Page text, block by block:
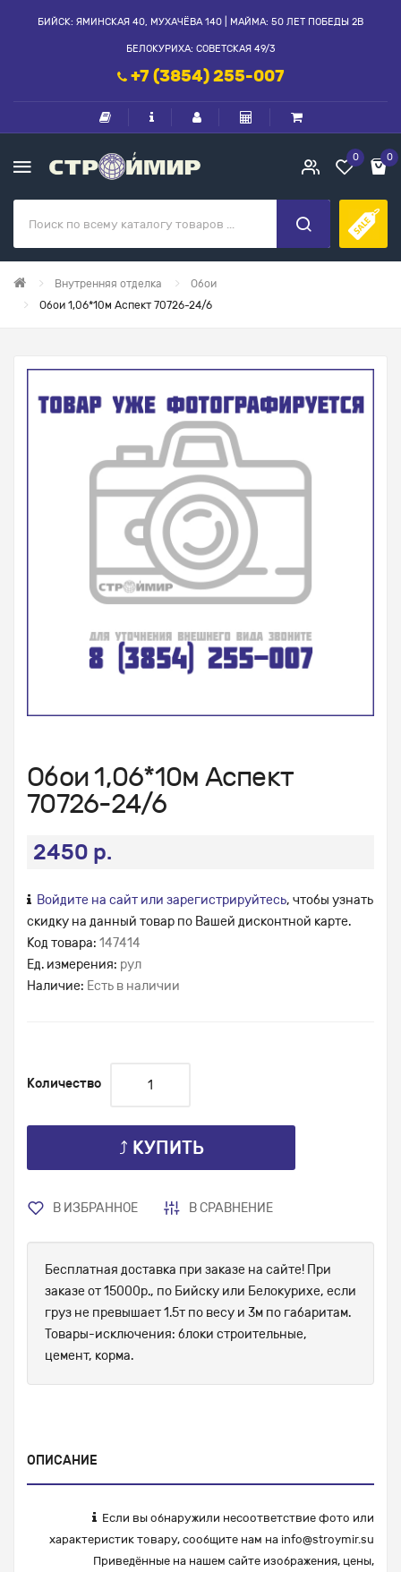
БИЙСК: ЯМИНСКАЯ 40, МУХАЧЁВА 140 | МАЙМА: 50 ЛЕТ ПОБЕДЫ 2В
БЕЛОКУРИХА: СОВЕТСКАЯ 49/3
+7 (3854) 255-007
0 0
Внутренняя отделка
Обои
Обои 1,06*10м Аспект 70726-24/6
Обои 1,06*10м Аспект
70726-24/6
2450 р.
Войдите на сайт или зарегистрируйтесь, чтобы узнать
скидку на данный товар по Вашей дисконтной карте.
Код товара: 147414
Ед. измерения: рул
Наличие: Есть в наличии
Количество
⤴ КУПИТЬ
В ИЗБРАННОЕ В СРАВНЕНИЕ
Бесплатная доставка при заказе на сайте! При
заказе от 15000р., по Бийску или Белокурихе, если
груз не превышает 1.5т по весу и 3м по габаритам.
Товары-исключения: блоки строительные,
цемент, корма.
ОПИСАНИЕ
Если вы обнаружили несоответствие фото или
характеристик товару, сообщите нам на info@stroymir.su
Приведённые на нашем сайте изображения, цены,